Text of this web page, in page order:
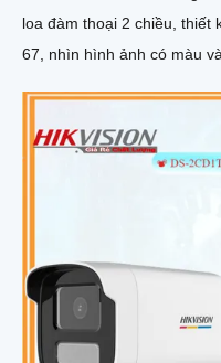
loa đàm thoại 2 chiều, thiết
67, nhìn hình ảnh có màu